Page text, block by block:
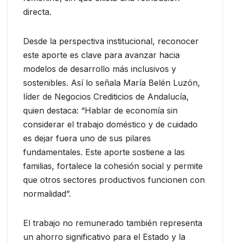
directa.
Desde la perspectiva institucional, reconocer
este aporte es clave para avanzar hacia
modelos de desarrollo más inclusivos y
sostenibles. Así lo señala María Belén Luzón,
líder de Negocios Crediticios de Andalucía,
quien destaca: “Hablar de economía sin
considerar el trabajo doméstico y de cuidado
es dejar fuera uno de sus pilares
fundamentales. Este aporte sostiene a las
familias, fortalece la cohesión social y permite
que otros sectores productivos funcionen con
normalidad”.
El trabajo no remunerado también representa
un ahorro significativo para el Estado y la